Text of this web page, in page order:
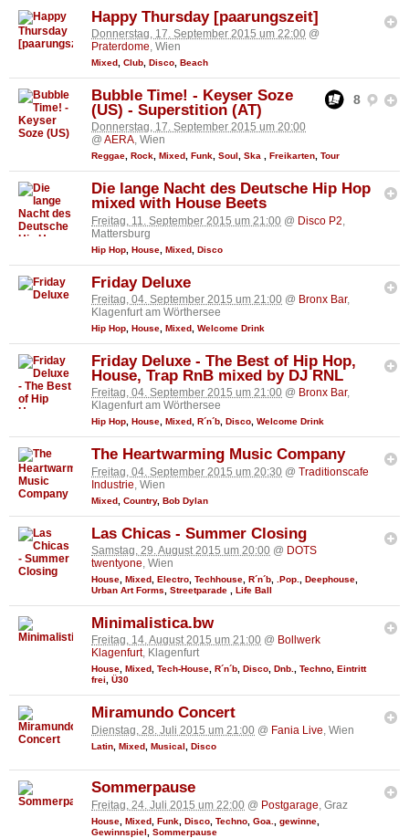
Happy Thursday [paarungszeit]
Donnerstag, 17. September 2015 um 22:00 @
Praterdome, Wien
Mixed Club Disco Beach
8
Bubble Time! - Keyser Soze
(US) - Superstition (AT)
Donnerstag, 17. September 2015 um 20:00
@ AERA, Wien
Reggae, Rock, Mixed, Funk, Soul, Ska , Freikarten, Tour
Die lange Nacht des Deutsche Hip Hop
mixed with House Beets
Freitag, 11. September 2015 um 21:00 @ Disco P2
Mattersburg
Hip Hop House Mixed Disco
Friday Deluxe
Freitag, 04. September 2015 um 21:00 @ Bronx Bar,
Klagenfurt am Wörthersee
Hip Hop House Mixed Welcome Drink
Friday Deluxe - The Best of Hip Hop,
House, Trap RnB mixed by DJ RNL
Freitag, 04. September 2015 um 21:00 @ Bronx Bar,
Klagenfurt am Wörthersee
Hip Hop, House, Mixed, R´n´b, Disco, Welcome Drink
The Heartwarming Music Company
Freitag, 04. September 2015 um 20:30 @ Traditionscafe
Industrie , Wien
Mixed Country, Bob Dylan
Las Chicas - Summer Closing
Samstag, 29. August 2015 um 20:00 @ DOTS
twentyone, Wien
House Mixed Electro Techhouse R´n´b .Pop. Deephouse
Urban Art Forms
Streetparade Life Ball
Minimalistica.bw
Freitag, 14. August 2015 um 21:00 @ Bollwerk
Klagenfurt, Klagenfurt
House, Mixed, Tech-House, R´n´b, Disco, Dnb., Techno, Eintritt
frei, Ü30
Miramundo Concert
Dienstag, 28. Juli 2015 um 21:00 @ Fania Live , Wien
Latin Mixed Musical Disco
Sommerpause
Freitag, 24. Juli 2015 um 22:00 @ Postgarage , Graz
House Mixed Funk Disco Techno Goa. gewinne
Gewinnspiel
Sommerpause